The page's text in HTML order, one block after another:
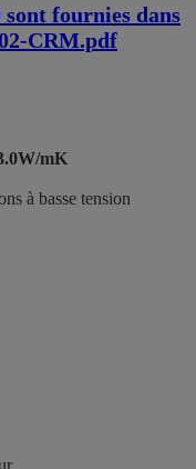
sont fournies dans
CRM.pdf
mK
à basse tension